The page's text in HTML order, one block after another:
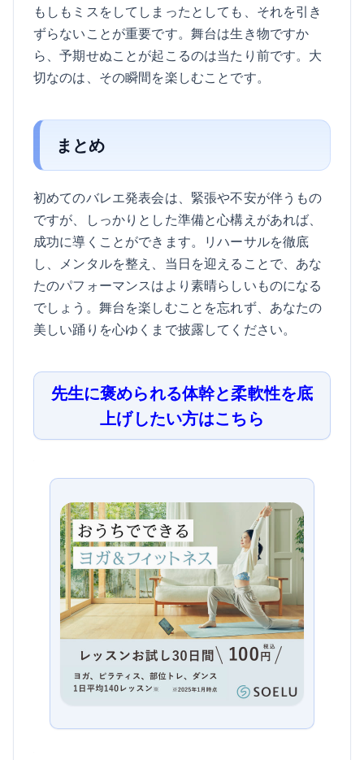
もしもミスをしてしまったとしても、それを引き
ずらないことが重要です。舞台は生き物ですか
ら、予期せぬことが起こるのは当たり前です。大
切なのは、その瞬間を楽しむことです。
まとめ
初めてのバレエ発表会は、緊張や不安が伴うもの
ですが、しっかりとした準備と心構えがあれば、
成功に導くことができます。リハーサルを徹底
し、メンタルを整え、当日を迎えることで、あな
たのパフォーマンスはより素晴らしいものになる
でしょう。舞台を楽しむことを忘れず、あなたの
美しい踊りを心ゆくまで披露してください。
先生に褒められる体幹と柔軟性を底
上げしたい方はこちら